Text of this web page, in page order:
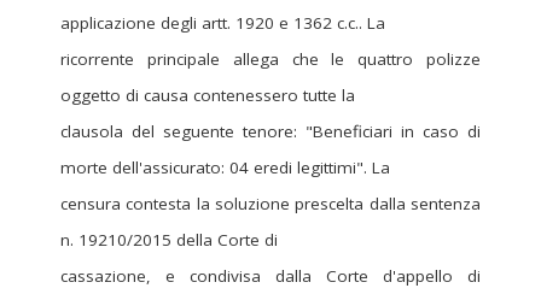
applicazione degli artt. 1920 e 1362 c.c.. La
ricorrente principale allega che le quattro polizze
oggetto di causa contenessero tutte la
clausola del seguente tenore: "Beneficiari in caso di
morte dell'assicurato: 04 eredi legittimi". La
censura contesta la soluzione prescelta dalla sentenza
n. 19210/2015 della Corte di
cassazione, e condivisa dalla Corte d'appello di